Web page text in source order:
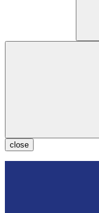
close